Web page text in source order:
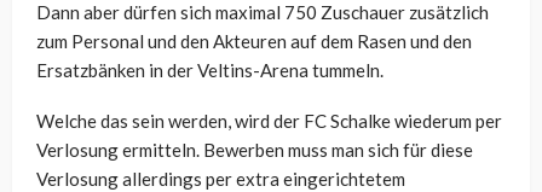
Dann aber dürfen sich maximal 750 Zuschauer zusätzlich
zum Personal und den Akteuren auf dem Rasen und den
Ersatzbänken in der Veltins-Arena tummeln.
Welche das sein werden, wird der FC Schalke wiederum per
Verlosung ermitteln. Bewerben muss man sich für diese
Verlosung allerdings per extra eingerichtetem